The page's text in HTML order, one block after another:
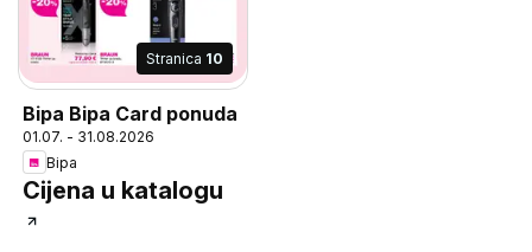
Stranica 10
Bipa Bipa Card ponuda
01.07. - 31.08.2026
Bipa
Cijena u katalogu